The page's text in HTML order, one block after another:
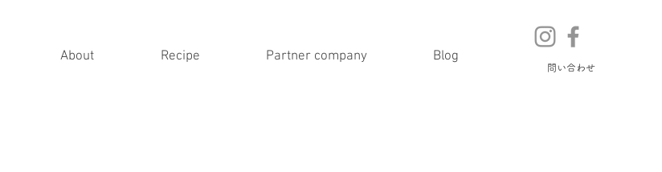
About Recipe Partner company Blog
問い合わせ